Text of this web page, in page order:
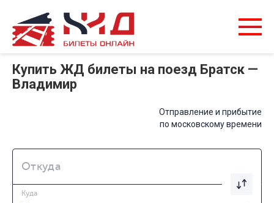
Купить ЖД билеты на поезд Братск —
Владимир
Отправление и прибытие
по московскому времени
Откуда
Куда